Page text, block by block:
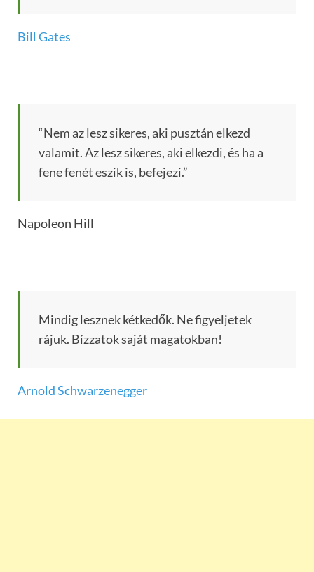
Bill Gates
“Nem az lesz sikeres, aki pusztán elkezd
valamit. Az lesz sikeres, aki elkezdi, és ha a
fene fenét eszik is, befejezi.”
Napoleon Hill
Mindig lesznek kétkedők. Ne figyeljetek
rájuk. Bízzatok saját magatokban!
Arnold Schwarzenegger